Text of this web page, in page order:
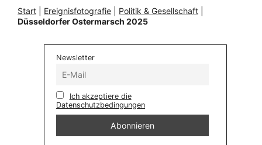
Start
Ereignisfotografie Politik & Gesellschaft
Düsseldorfer Ostermarsch 2025
Newsletter
Ich akzeptiere die
Datenschutzbedingungen